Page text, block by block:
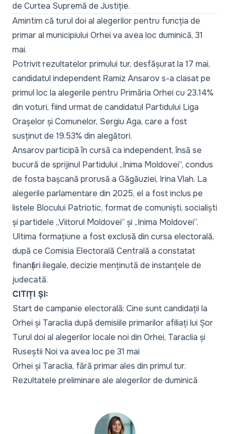
de Curtea Supremă de Justiție.
Amintim că turul doi al alegerilor pentru funcția de
primar al municipiului Orhei va avea loc duminică, 31
mai.
Potrivit rezultatelor primului tur, desfășurat la 17 mai,
candidatul independent Ramiz Ansarov s-a clasat pe
primul loc la alegerile pentru Primăria Orhei cu 23.14%
din voturi, fiind urmat de candidatul Partidului Liga
Orașelor și Comunelor, Sergiu Aga, care a fost
susținut de 19.53% din alegători.
Ansarov participă în cursă ca independent, însă se
bucură de sprijinul Partidului „Inima Moldovei”, condus
de fosta bașcană prorusă a Găgăuziei, Irina Vlah. La
alegerile parlamentare din 2025, el a fost inclus pe
listele Blocului Patriotic, format de comuniști, socialiști
și partidele „Viitorul Moldovei” și „Inima Moldovei”.
Ultima formațiune a fost exclusă din cursa electorală,
după ce Comisia Electorală Centrală a constatat
finanțări ilegale, decizie menținută de instanțele de
judecată.
CITIȚI ȘI:
Start de campanie electorală: Cine sunt candidații la
Orhei și Taraclia după demisiile primarilor afiliați lui Șor
Turul doi al alegerilor locale noi din Orhei, Taraclia și
Ruseștii Noi va avea loc pe 31 mai
Orhei și Taraclia, fără primar ales din primul tur.
Rezultatele preliminare ale alegerilor de duminică